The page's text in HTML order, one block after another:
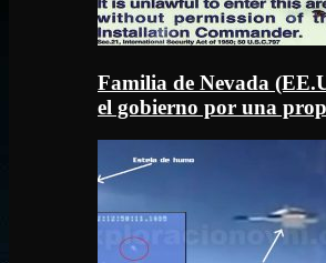
Familia de Nevada
el gobierno por una